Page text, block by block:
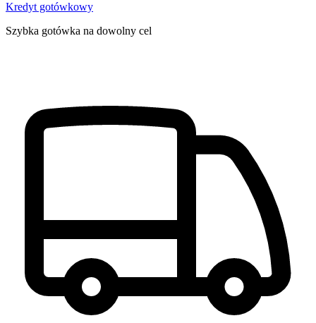
Kredyt gotówkowy
Szybka gotówka na dowolny cel